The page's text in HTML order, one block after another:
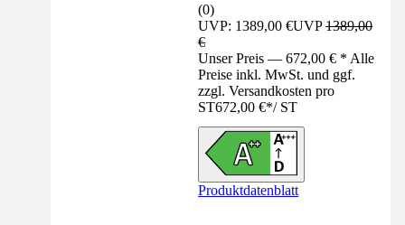
(0)
UVP: 1389,00 €UVP1389,00
€
Unser Preis — 672,00 € * Alle
Preise inkl. MwSt. und ggf.
zzgl. Versandkosten pro
ST672,00 €*/ ST
Produktdatenblatt